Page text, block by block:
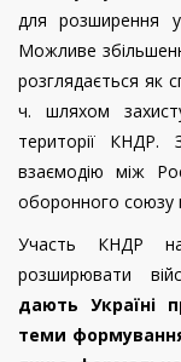
для розширення
Можливе
розглядається як
ч. шляхом
території КНДР.
взаємодію між
оборонного
Участь КНДР
розширювати
дають Україні
теми